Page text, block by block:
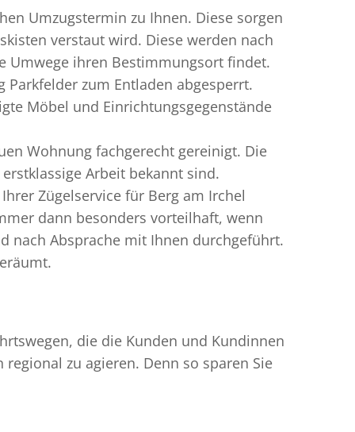
Umzugstermin zu Ihnen. Diese sorgen
verstaut wird. Diese werden nach
Umwege ihren Bestimmungsort findet.
zum Entladen abgesperrt.
Möbel und Einrichtungsgegenstände
Wohnung fachgerecht gereinigt. Die
Arbeit bekannt sind.
Zügelservice für Berg am Irchel
dann besonders vorteilhaft, wenn
nach Absprache mit Ihnen durchgeführt.
die die Kunden und Kundinnen
zu agieren. Denn so sparen Sie